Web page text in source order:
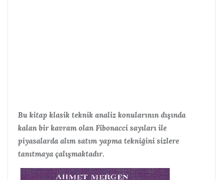
Bu kitap klasik teknik analiz konularının dışında
kalan bir kavram olan Fibonacci sayıları ile
piyasalarda alım satım yapma tekniğini sizlere
tanıtmaya çalışmaktadır.